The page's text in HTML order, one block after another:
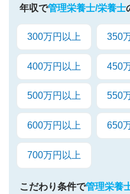
年収で管理栄養士/栄養士
300万円以上 350
400万円以上 450
500万円以上 550
600万円以上 650
700万円以上
こだわり条件で管理栄養